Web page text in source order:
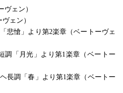
ェン）
ェン）
悲愴」より第2楽章（ベートーヴェ
調「月光」より第1楽章（ベートー
長調「春」より第1楽章（ベートー